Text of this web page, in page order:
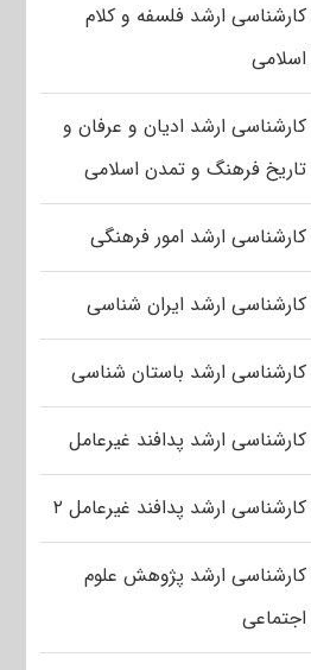
کارشناسی ارشد فلسفه و کلام
اسلامی
کارشناسی ارشد ادیان و عرفان و
تاریخ فرهنگ و تمدن اسلامی
کارشناسی ارشد امور فرهنگی
کارشناسی ارشد ایران شناسی
کارشناسی ارشد باستان شناسی
کارشناسی ارشد پدافند غیرعامل
کارشناسی ارشد پدافند غیرعامل ۲
کارشناسی ارشد پژوهش علوم
اجتماعی